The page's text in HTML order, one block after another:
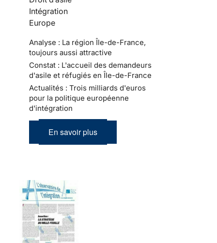
Intégration
Europe
Analyse : La région Île-de-France,
toujours aussi attractive
Constat : L'accueil des demandeurs
d'asile et réfugiés en Île-de-France
Actualités : Trois milliards d'euros
pour la politique européenne
d'intégration
En savoir plus